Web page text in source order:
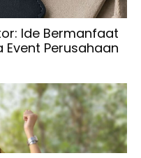
Ide Bermanfaat
Perusahaan